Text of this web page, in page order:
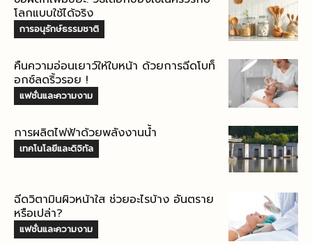
โลกแบบใช้ได้จริง
การอนุรักษ์ธรรมชาติ
คืนความอ่อนเยาว์ให้ใบหน้า ด้วยการฉีดโบท็
อกซ์ลดริ้วรอย !
แฟชั่นและความงาม
การผลิตไฟฟ้าด้วยพลังงานน้ำ
เทคโนโลยีและดิจิทัล
ฉีดวิตามินผิวหน้าใส ช่วยอะไรบ้าง อันตราย
หรือเปล่า?
แฟชั่นและความงาม